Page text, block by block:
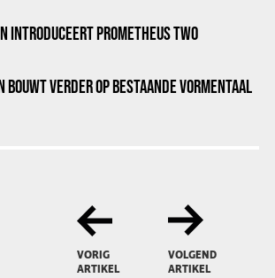
INTRODUCEERT PROMETHEUS TWO
BOUWT VERDER OP BESTAANDE VORMENTAAL
VORIG
ARTIKEL
VOLGEND
ARTIKEL